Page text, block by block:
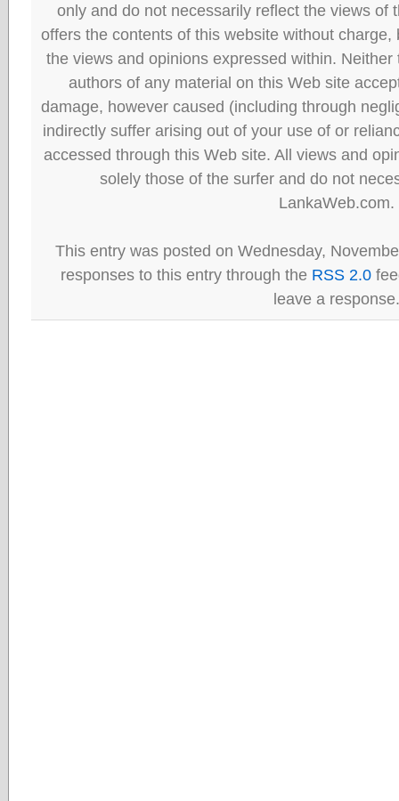
only and do not necessarily reflect the views of
offers the contents of this website without
the views and opinions expressed within.
authors of any material on this Web site
damage, however caused (including through
indirectly suffer arising out of your use of or
accessed through this Web site. All views and
solely those of the surfer and do not
LankaWeb.com.
This entry was posted on Wednesday,
responses to this entry through the RSS 2.0
leave a response.